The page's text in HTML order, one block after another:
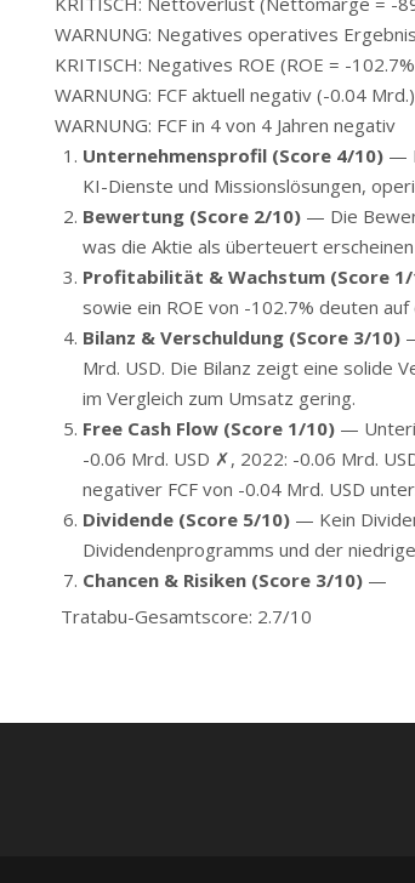
WARNUNG: Negatives operatives
KRITISCH: Negatives ROE (ROE = -
WARNUNG: FCF aktuell negativ (-0.04 Mrd.)
WARNUNG: FCF in 4 von 4 Jahren negativ
Unternehmensprofil (Score 4/10)—
KI-Dienste und Missionslösungen,
Bewertung (Score 2/10)— Die
was die Aktie als überteuert
Profitabilität & Wachstum (Score
sowie ein ROE von -102.7% deuten
Bilanz & Verschuldung (Score 3/10)—
Mrd. USD. Die Bilanz zeigt eine solide
im Vergleich zum Umsatz gering.
Free Cash Flow (Score 1/10)—
-0.06 Mrd. USD ✗, 2022: -0.06 Mrd.
negativer FCF von -0.04 Mrd. USD
Dividende (Score 5/10)— Kein
Dividendenprogramms und der
Chancen & Risiken (Score 3/10)—
Tratabu-Gesamtscore: 2.7/10